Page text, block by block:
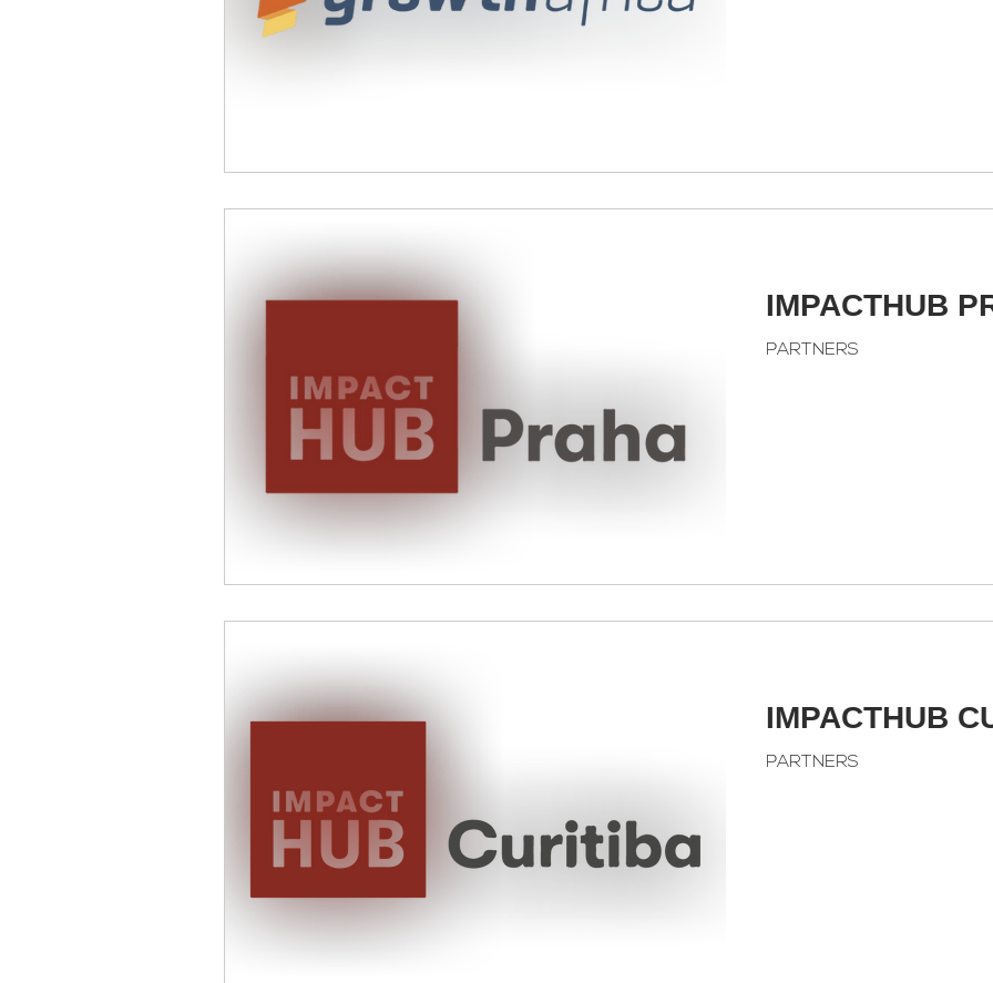
IMPACTHUB
PARTNERS
IMPACTHUB
PARTNERS